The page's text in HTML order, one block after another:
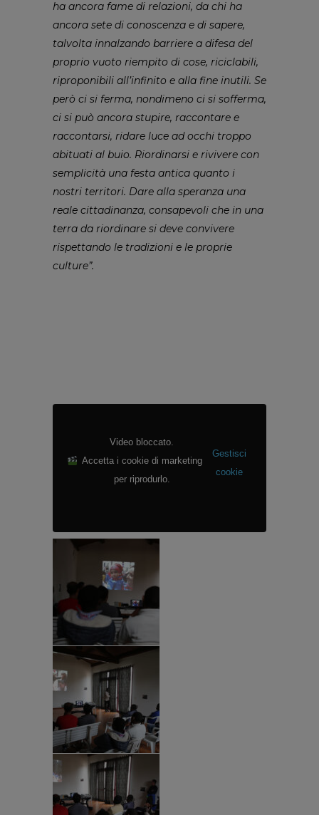
ha ancora fame di relazioni, da chi ha
ancora sete di conoscenza e di sapere,
talvolta innalzando barriere a difesa del
proprio vuoto riempito di cose, riciclabili,
riproponibili all’infinito e alla fine inutili. Se
però ci si ferma, nondimeno ci si sofferma,
ci si può ancora stupire, raccontare e
raccontarsi, ridare luce ad occhi troppo
abituati al buio. Riordinarsi e rivivere con
semplicità una festa antica quanto i
nostri territori. Dare alla speranza una
reale cittadinanza, consapevoli che in una
terra da riordinare si deve convivere
rispettando le tradizioni e le proprie
culture”.
Video bloccato.
Accetta i cookie di marketing
per riprodurlo.
Gestisci
cookie